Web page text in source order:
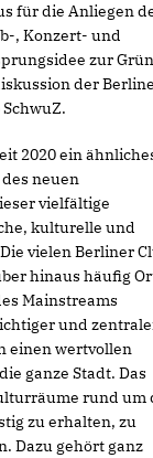
für die Anliegen
, Konzert- und
zur
der
2020 ein
neuen
vielfältige
kulturelle und
vielen Berliner
hinaus häufig
Mainstreams
und
einen wertvollen
ganze Stadt. Das
rund um
zu erhalten, zu
Dazu gehört ganz